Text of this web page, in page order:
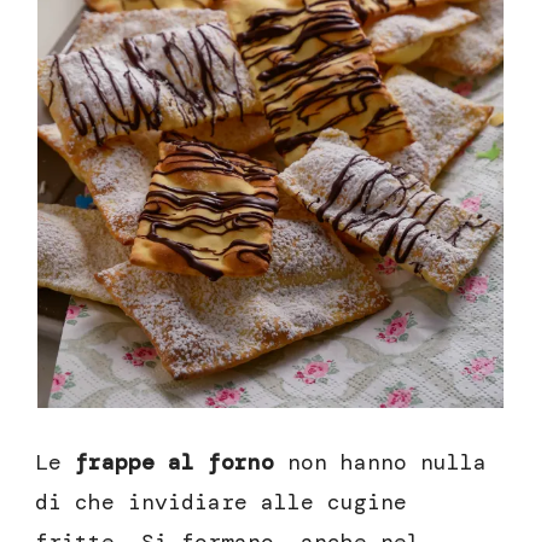
Le frappe al forno non hanno nulla
di che invidiare alle cugine